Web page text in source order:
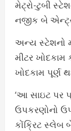
મેટ્રો-ટુબી
નજીક બે
અન્ય સ્ટેશનો
મીટર
ખોદકામ પૂર્ણ
‘આ સાઇટ પર
ઉપકરણોનો
કોંક્રિટ સ્લેબ